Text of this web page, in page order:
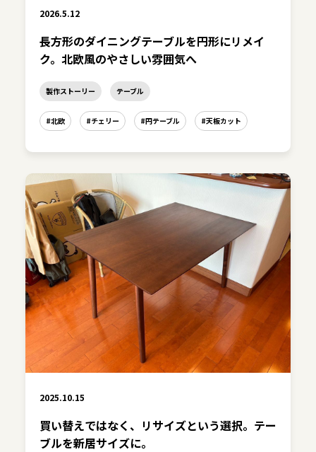
2026.5.12
長方形のダイニングテーブルを円形にリメイ
ク。北欧風のやさしい雰囲気へ
製作ストーリー テーブル
#北欧 #チェリー #円テーブル #天板カット
2025.10.15
買い替えではなく、リサイズという選択。テー
ブルを新居サイズに。